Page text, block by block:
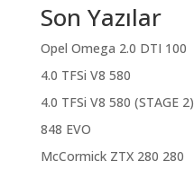
Son Yazılar
Opel Omega 2.0 DTI 100
4.0 TFSi V8 580
4.0 TFSi V8 580 (STAGE 2)
848 EVO
McCormick ZTX 280 280